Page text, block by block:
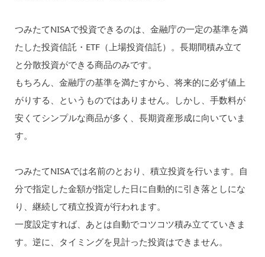
つみたてNISAで投資できるのは、金融庁の一定の基準を満
たした投資信託・ETF（上場投資信託）。長期間積み立て
と分散投資ができる商品のみです。
もちろん、金融庁の基準を満たすから、将来的に必ず値上
がりする、というものではありません。しかし、手数料が
安くてシンプルな商品が多く、長期資産形成に向いていま
す。
つみたてNISAでは名前のとおり、積立投資を行います。自
分で指定した金額が指定した日に自動的に引き落としにな
り、継続して積立投資が行われます。
一度設定すれば、あとは自動でコツコツ積み立てていきま
す。逆に、タイミングを見計った投資はできません。